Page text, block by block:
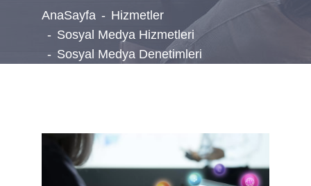
AnaSayfa
Hizmetler
Sosyal Medya Hizmetleri
Sosyal Medya Denetimleri